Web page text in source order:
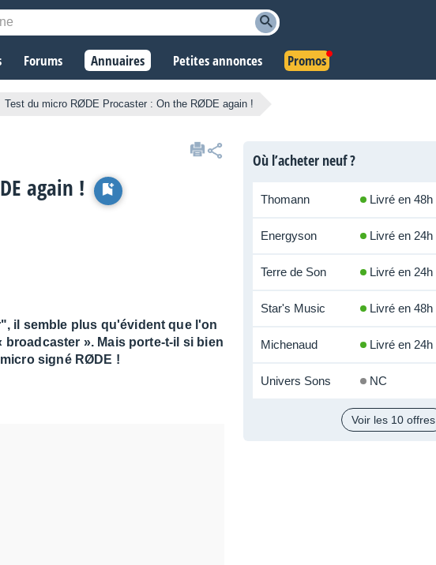
Forums Annuaires Petites annonces Promos
Test du micro RØDE Procaster : On the RØDE again !
again !
il semble plus qu'évident que l'on
». Mais porte-t-il si bien
signé RØDE !
Où l’acheter neuf ?
Thomann Livré en 48h
Energyson Livré en 24h
Terre de Son Livré en 24h
Star's Music Livré en 48h
Michenaud Livré en 24h
Univers Sons NC
Voir les 10 offres